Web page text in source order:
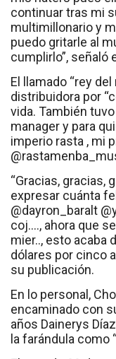
continuar tras mi
multimillonario y
puedo gritarle al
cumplirlo”, señaló
El llamado “rey
distribuidora por
vida. También
manager y para
imperio rasta , mi
“Gracias, gracias,
expresar cuánta
@dayron_baralt
coj...., ahora que
mier.., esto acaba
dólares por cinco
su publicación.
En lo personal,
encaminado con
años Dainerys
la farándula como